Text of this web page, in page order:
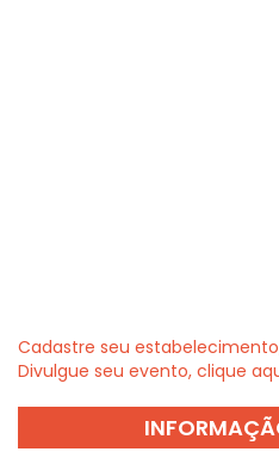
Cadastre seu
Divulgue seu evento, clique